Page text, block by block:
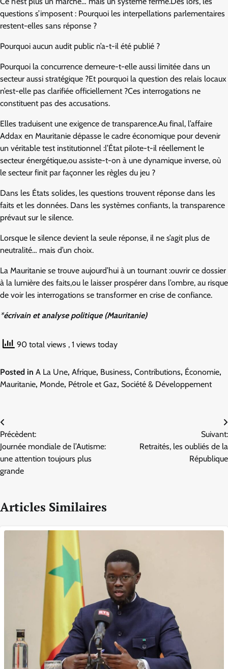
questions s’imposent : Pourquoi les interpellations parlementaires
restent-elles sans réponse ?
Pourquoi aucun audit public n’a-t-il été publié ?
Pourquoi la concurrence demeure-t-elle aussi limitée dans un
secteur aussi stratégique ?Et pourquoi la question des relais locaux
n’est-elle pas clarifiée officiellement ?Ces interrogations ne
constituent pas des accusations.
Elles traduisent une exigence de transparence.Au final, l’affaire
Addax en Mauritanie dépasse le cadre économique pour devenir
un véritable test institutionnel :l’État pilote-t-il réellement le
secteur énergétique,ou assiste-t-on à une dynamique inverse, où
le secteur finit par façonner les règles du jeu ?
Dans les États solides, les questions trouvent réponse dans les
faits et les données. Dans les systèmes confiants, la transparence
prévaut sur le silence.
Lorsque le silence devient la seule réponse, il ne s’agit plus de
neutralité… mais d’un choix.
La Mauritanie se trouve aujourd’hui à un tournant :ouvrir ce dossier
à la lumière des faits,ou le laisser prospérer dans l’ombre, au risque
de voir les interrogations se transformer en crise de confiance.
*écrivain et analyse politique (Mauritanie)
90 total views , 1 views today
Posted in A La Une, Afrique, Business, Contributions, Économie,
Mauritanie, Monde, Pétrole et Gaz, Société & Développement
Navigation
de
l’article
Précèdent:
Journée mondiale de l’Autisme:
une attention toujours plus
grande
Suivant:
Retraités, les oubliés de la
République
Articles Similaires